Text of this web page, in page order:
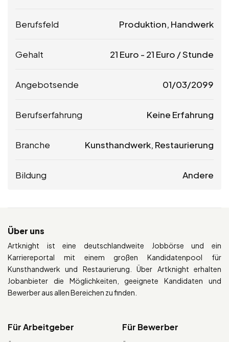
Berufsfeld Produktion, Handwerk
Gehalt 21 Euro - 21 Euro / Stunde
Angebotsende 01/03/2099
Berufserfahrung Keine Erfahrung
Branche Kunsthandwerk, Restaurierung
Bildung Andere
Über uns
Artknight ist eine deutschlandweite Jobbörse und ein
Karriereportal mit einem großen Kandidatenpool für
Kunsthandwerk und Restaurierung. Über Artknight erhalten
Jobanbieter die Möglichkeiten, geeignete Kandidaten und
Bewerber aus allen Bereichen zu finden.
Für Arbeitgeber Für Bewerber